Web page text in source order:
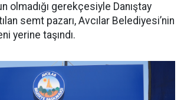
olmadığı gerekçesiyle Danıştay
semt pazarı, Avcılar Belediyesi’nin
yerine taşındı.